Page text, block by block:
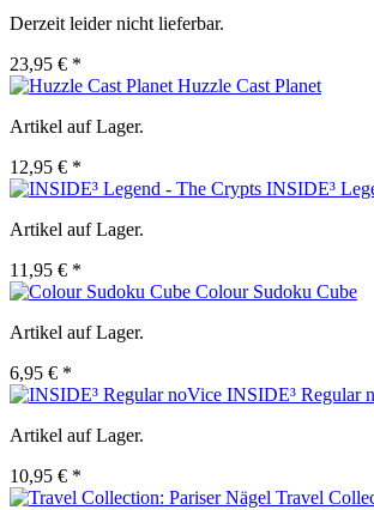
Derzeit leider nicht lieferbar.
23,95 € *
Huzzle Cast Planet
Artikel auf Lager.
12,95 € *
INSIDE³
Artikel auf Lager.
11,95 € *
Colour Sudoku Cube
Artikel auf Lager.
6,95 € *
INSIDE³ Regular
Artikel auf Lager.
10,95 € *
Travel